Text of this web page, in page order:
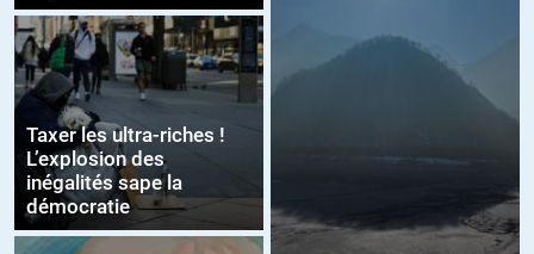
Taxer les ultra-riches !
L’explosion des
inégalités sape la
démocratie